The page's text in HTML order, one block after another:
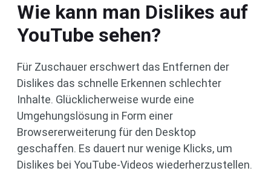
Wie kann man Dislikes auf
YouTube sehen?
Für Zuschauer erschwert das Entfernen der
Dislikes das schnelle Erkennen schlechter
Inhalte. Glücklicherweise wurde eine
Umgehungslösung in Form einer
Browsererweiterung für den Desktop
geschaffen. Es dauert nur wenige Klicks, um
Dislikes bei YouTube-Videos wiederherzustellen.